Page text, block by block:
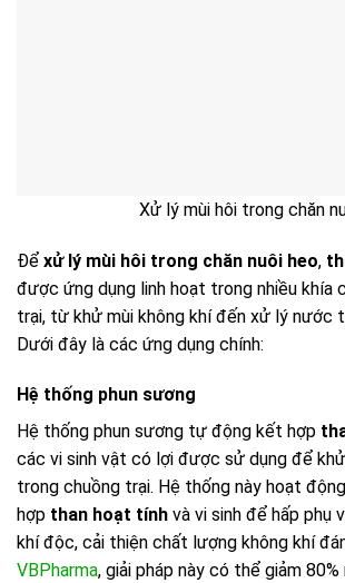
Xử lý mùi hôi trong chăn
Để xử lý mùi hôi trong chăn nuôi heo,
được ứng dụng linh hoạt trong nhiều khía
trại, từ khử mùi không khí đến xử lý nước
Dưới đây là các ứng dụng chính:
Hệ thống phun sương
Hệ thống phun sương tự động kết hợp
các vi sinh vật có lợi được sử dụng để
trong chuồng trại. Hệ thống này hoạt
hợp than hoạt tính và vi sinh để hấp phụ
khí độc, cải thiện chất lượng không khí
VBPharma, giải pháp này có thể giảm